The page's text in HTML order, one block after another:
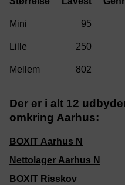
95
250
802
Der er i alt 12
omkring Aarhus:
BOXIT Aarhus N
Nettolager Aarhus N
BOXIT Risskov